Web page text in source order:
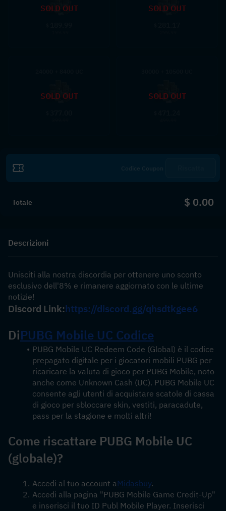
SOLD OUT SOLD OUT
SOLD OUT SOLD OUT
Totale $ 0.00
Descrizioni
Unisciti alla nostra discordia per ottenere uno sconto
esclusivo dell'8% e rimanere aggiornato con le ultime
notizie!
Discord Link:https://discord.gg/qhsdtkgee6
DiPUBG Mobile UC Codice
PUBG Mobile UC Redeem Code (Global) è il codice
prepagato digitale per i giocatori mobili PUBG per
ricaricare la valuta di gioco per PUBG Mobile, noto
anche come Unknown Cash (UC). PUBG Mobile UC
consente agli utenti di acquistare scatole di cassa
di gioco per sbloccare skin, vestiti, paracadute,
pass per la stagione e molti altri!
Come riscattare PUBG Mobile UC
(globale)?
Accedi al tuo account aMidasbuy.
Accedi alla pagina "PUBG Mobile Game Credit-Up"
e inserisci il tuo ID Publ Mobile Player. Inserisci